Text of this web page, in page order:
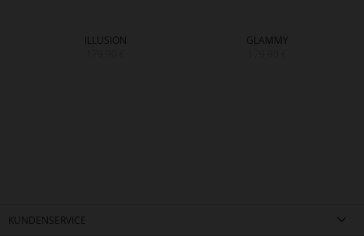
ILLUSION
GLAMMY
KUNDENSERVICE